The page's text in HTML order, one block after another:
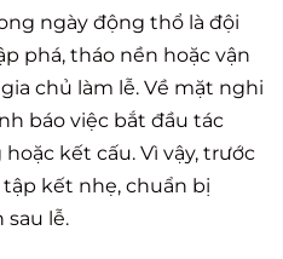
ngày động thổ là đội
phá, tháo nền hoặc vận
chủ làm lễ. Về mặt nghi
báo việc bắt đầu tác
kết cấu. Vì vậy, trước
kết nhẹ, chuẩn bị
sau lễ.